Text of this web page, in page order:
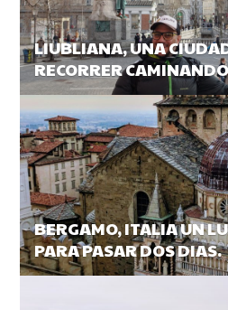
LIUBLIANA, UNA
RECORRER
BERGAMO, ITALIA UN
PARA PASAR DOS DIAS.